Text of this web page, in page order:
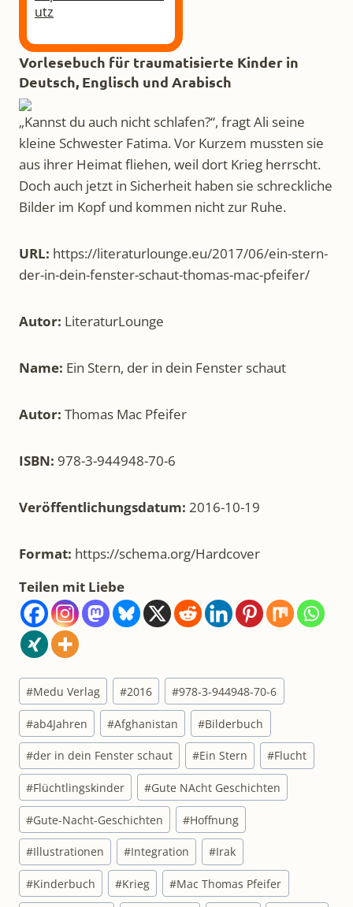
utz
Vorlesebuch für traumatisierte Kinder in
Deutsch, Englisch und Arabisch
„Kannst du auch nicht schlafen?“, fragt Ali seine
kleine Schwester Fatima. Vor Kurzem mussten sie
aus ihrer Heimat fliehen, weil dort Krieg herrscht.
Doch auch jetzt in Sicherheit haben sie schreckliche
Bilder im Kopf und kommen nicht zur Ruhe.
URL: https://literaturlounge.eu/2017/06/ein-stern-
der-in-dein-fenster-schaut-thomas-mac-pfeifer/
Autor: LiteraturLounge
Name: Ein Stern, der in dein Fenster schaut
Autor: Thomas Mac Pfeifer
ISBN: 978-3-944948-70-6
Veröffentlichungsdatum: 2016-10-19
Format: https://schema.org/Hardcover
Teilen mit Liebe
Schlagworte:
#Medu Verlag #2016 #978-3-944948-70-6
#ab4Jahren #Afghanistan #Bilderbuch
#der in dein Fenster schaut #Ein Stern #Flucht
#Flüchtlingskinder #Gute NAcht Geschichten
#Gute-Nacht-Geschichten #Hoffnung
#Illustrationen #Integration #Irak
#Kinderbuch #Krieg #Mac Thomas Pfeifer